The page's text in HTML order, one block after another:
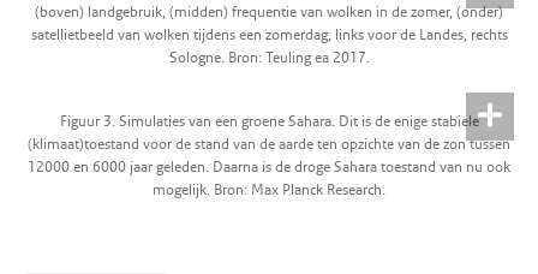
(boven) landgebruik, (midden) frequentie van wolken in de zomer, (onder)
satellietbeeld van wolken tijdens een zomerdag, links voor de Landes, rechts
Sologne. Bron: Teuling ea 2017.
Figuur 3. Simulaties van een groene Sahara. Dit is de enige stabiele
(klimaat)toestand voor de stand van de aarde ten opzichte van de zon tussen
12000 en 6000 jaar geleden. Daarna is de droge Sahara toestand van nu ook
mogelijk. Bron: Max Planck Research.